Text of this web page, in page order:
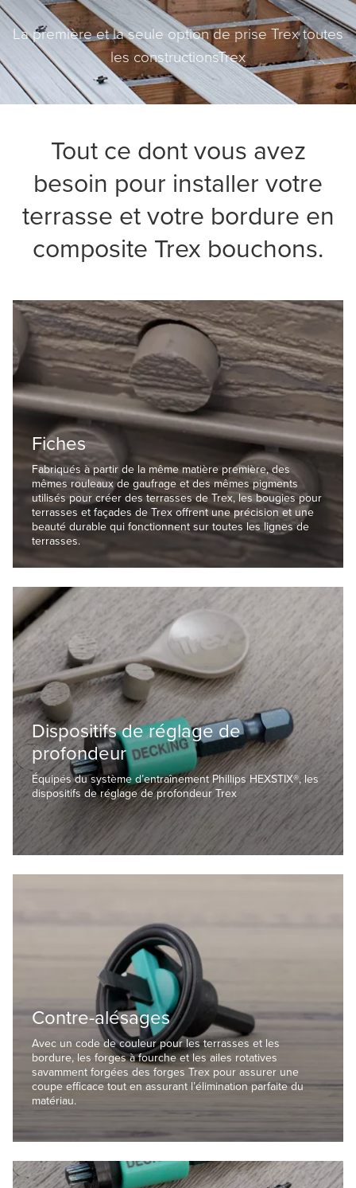
La première et la seule option de prise Trex toutes
les constructionsTrex
Tout ce dont vous avez
besoin pour installer votre
terrasse et votre bordure en
composite Trex bouchons.
Fiches
Fabriqués à partir de la même matière première, des
mêmes rouleaux de gaufrage et des mêmes pigments
utilisés pour créer des terrasses de Trex, les bougies pour
terrasses et façades de Trex offrent une précision et une
beauté durable qui fonctionnent sur toutes les lignes de
terrasses.
Dispositifs de réglage de
profondeur
Équipés du système d’entraînement Phillips HEXSTIX®, les
dispositifs de réglage de profondeur Trex
Contre-alésages
Avec un code de couleur pour les terrasses et les
bordure, les forges à fourche et les ailes rotatives
savamment forgées des forges Trex pour assurer une
coupe efficace tout en assurant l’élimination parfaite du
matériau.